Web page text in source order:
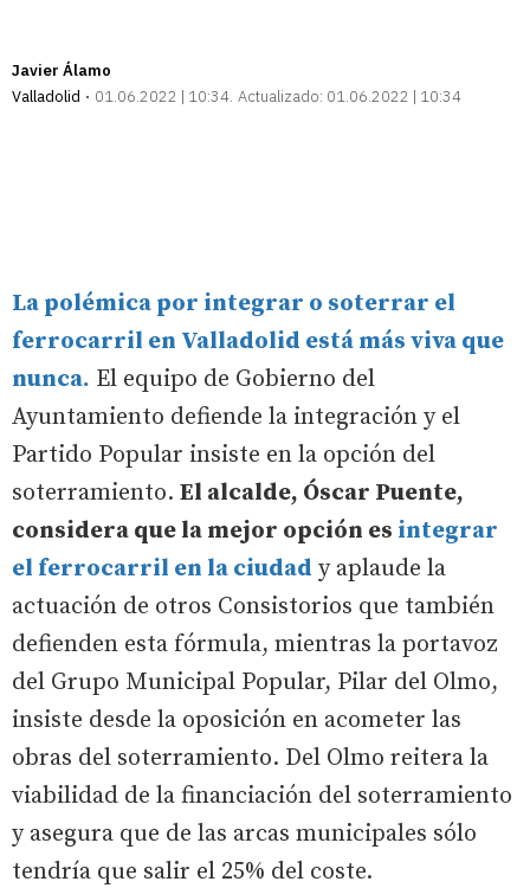
Javier Álamo
Valladolid
01.06.2022 | 10:34 Actualizado: 01.06.2022 | 10:34
La polémica por integrar o soterrar el
ferrocarril en Valladolid está más viva que
nunca. El equipo de Gobierno del
Ayuntamiento defiende la integración y el
Partido Popular insiste en la opción del
soterramiento. El alcalde, Óscar Puente,
considera que la mejor opción es integrar
el ferrocarril en la ciudad y aplaude la
actuación de otros Consistorios que también
defienden esta fórmula, mientras la portavoz
del Grupo Municipal Popular, Pilar del Olmo,
insiste desde la oposición en acometer las
obras del soterramiento. Del Olmo reitera la
viabilidad de la financiación del soterramiento
y asegura que de las arcas municipales sólo
tendría que salir el 25% del coste.